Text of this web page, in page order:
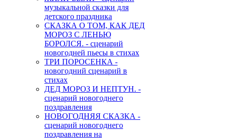
музыкальной сказки для
детского праздника
СКАЗКА О ТОМ, КАК ДЕД
МОРОЗ С ЛЕНЬЮ
БОРОЛСЯ. - сценарий
новогодней пьесы в стихах
ТРИ ПОРОСЕНКА -
новогодний сценарий в
стихах
ДЕД МОРОЗ И НЕПТУН. -
сценарий новогоднего
поздравления
НОВОГОДНЯЯ СКАЗКА -
сценарий новогоднего
поздравления на